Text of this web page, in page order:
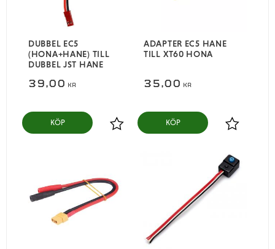
DUBBEL EC5
(HONA+HANE) TILL
DUBBEL JST HANE
39,00 KR
Lägg till i favoriter
KÖP
ADAPTER EC5 HANE
TILL XT60 HONA
35,00 KR
Lägg till i
KÖP